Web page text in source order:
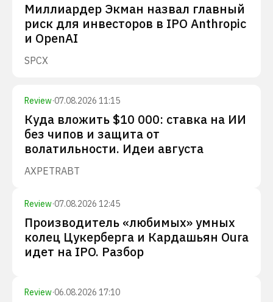
Миллиардер Экман назвал главный
риск для инвесторов в IPO Anthropic
и OpenAI
SPCX
Review·07.08.2026 11:15
Куда вложить $10 000: ставка на ИИ
без чипов и защита от
волатильности. Идеи августа
AXPETRABT
Review·07.08.2026 12:45
Производитель «любимых» умных
колец Цукерберга и Кардашьян Oura
идет на IPO. Разбор
Review·06.08.2026 17:10